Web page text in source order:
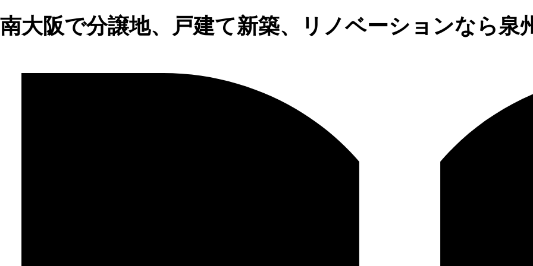
南大阪で分譲地、戸建て新築、リノベーションなら泉